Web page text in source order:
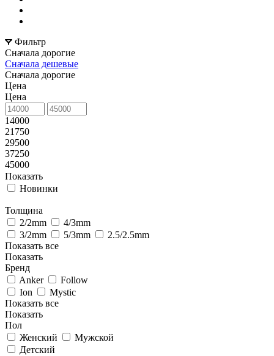
Фильтр
Сначала дорогие
Сначала дешевые
Сначала дорогие
Цена
Цена
14000
21750
29500
37250
45000
Показать
Новинки
Толщина
2/2mm
4/3mm
3/2mm
5/3mm
2.5/2.5mm
Показать все
Показать
Бренд
Anker
Follow
Ion
Mystic
Показать все
Показать
Пол
Женский
Мужской
Детский